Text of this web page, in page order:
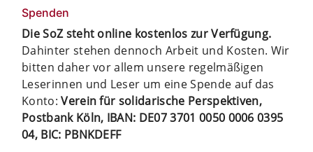
Spenden
Die SoZ steht online kostenlos zur Verfügung.
Dahinter stehen dennoch Arbeit und Kosten. Wir
bitten daher vor allem unsere regelmäßigen
Leserinnen und Leser um eine Spende auf das
Konto:Verein für solidarische Perspektiven,
Postbank Köln, IBAN: DE07 3701 0050 0006 0395
04, BIC: PBNKDEFF